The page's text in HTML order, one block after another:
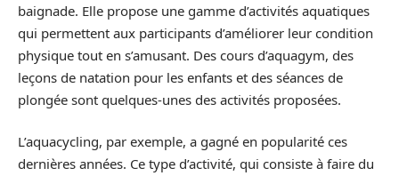
baignade. Elle propose une gamme d’activités aquatiques
qui permettent aux participants d’améliorer leur condition
physique tout en s’amusant. Des cours d’aquagym, des
leçons de natation pour les enfants et des séances de
plongée sont quelques-unes des activités proposées.
L’aquacycling, par exemple, a gagné en popularité ces
dernières années. Ce type d’activité, qui consiste à faire du